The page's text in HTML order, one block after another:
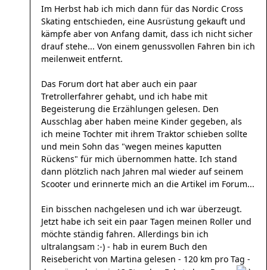
Im Herbst hab ich mich dann für das Nordic Cross
Skating entschieden, eine Ausrüstung gekauft und
kämpfe aber von Anfang damit, dass ich nicht sicher
drauf stehe... Von einem genussvollen Fahren bin ich
meilenweit entfernt.
Das Forum dort hat aber auch ein paar
Tretrollerfahrer gehabt, und ich habe mit
Begeisterung die Erzählungen gelesen. Den
Ausschlag aber haben meine Kinder gegeben, als
ich meine Tochter mit ihrem Traktor schieben sollte
und mein Sohn das "wegen meines kaputten
Rückens" für mich übernommen hatte. Ich stand
dann plötzlich nach Jahren mal wieder auf seinem
Scooter und erinnerte mich an die Artikel im Forum...
Ein bisschen nachgelesen und ich war überzeugt.
Jetzt habe ich seit ein paar Tagen meinen Roller und
möchte ständig fahren. Allerdings bin ich
ultralangsam :-) - hab in eurem Buch den
Reisebericht von Martina gelesen - 120 km pro Tag -